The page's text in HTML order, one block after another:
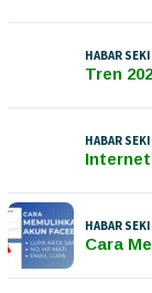
HABAR
Tren
HABAR
HABAR
Cara